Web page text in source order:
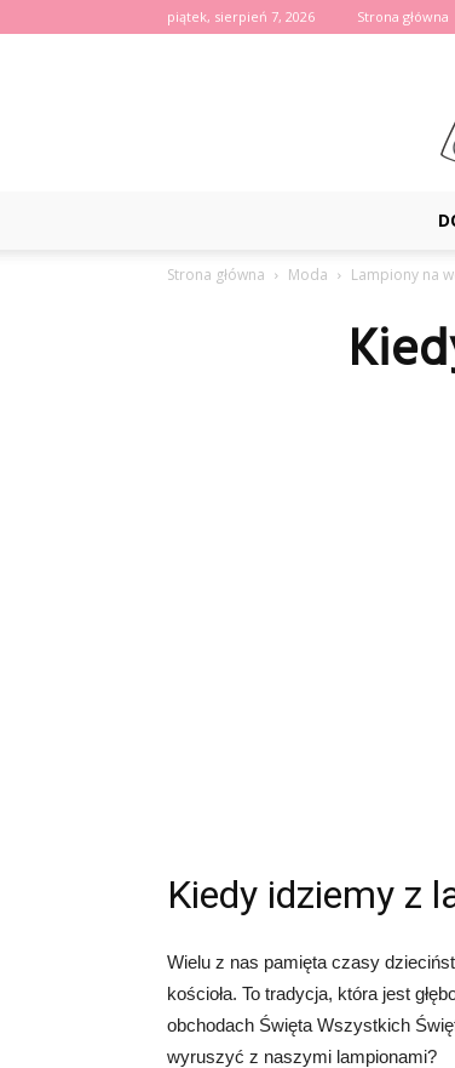
piątek, sierpień 7, 2026 Strona główna
Strona główna Moda Lampiony na
Kiedy idziemy z
Wielu z nas pamięta czasy
kościoła. To tradycja, która jest
obchodach Święta Wszystkich
wyruszyć z naszymi lampionami?